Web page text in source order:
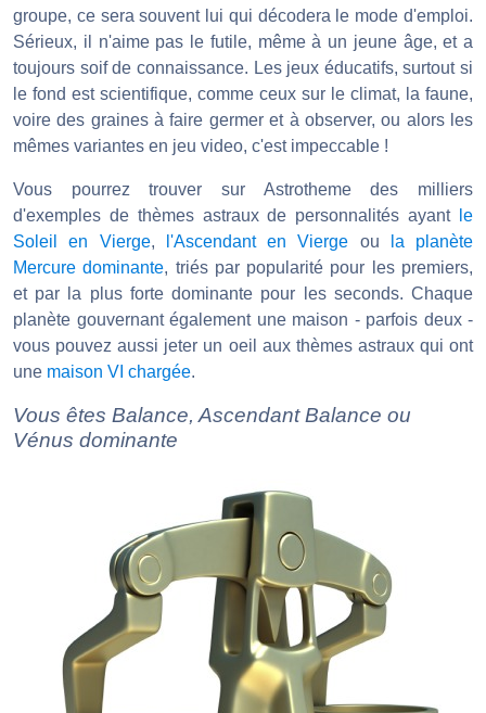
groupe, ce sera souvent lui qui décodera le mode d'emploi.
Sérieux, il n'aime pas le futile, même à un jeune âge, et a
toujours soif de connaissance. Les jeux éducatifs, surtout si
le fond est scientifique, comme ceux sur le climat, la faune,
voire des graines à faire germer et à observer, ou alors les
mêmes variantes en jeu video, c'est impeccable !
Vous pourrez trouver sur Astrotheme des milliers
d'exemples de thèmes astraux de personnalités ayant
le
Soleil en Vierge, l'Ascendant en Vierge ou
la planète
Mercure dominante, triés par popularité pour les premiers,
et par la plus forte dominante pour les seconds. Chaque
planète gouvernant également une maison - parfois deux -
vous pouvez aussi jeter un oeil aux thèmes astraux qui ont
une maison VI chargée.
Vous êtes Balance, Ascendant Balance ou
Vénus dominante